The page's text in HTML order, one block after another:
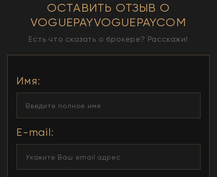
ОСТАВИТЬ ОТЗЫВ О
VOGUEPAYVOGUEPAYCOM
Есть что сказать о брокере? Расскажи!
Имя:
E-mail: